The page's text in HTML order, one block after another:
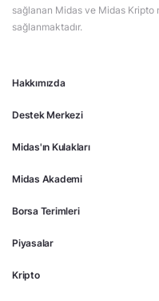
Hakkımızda
Destek Merkezi
Midas'ın Kulakları
Midas Akademi
Borsa Terimleri
Piyasalar
Kripto
sağlanan Midas ve Midas Kripto
sağlanmaktadır.